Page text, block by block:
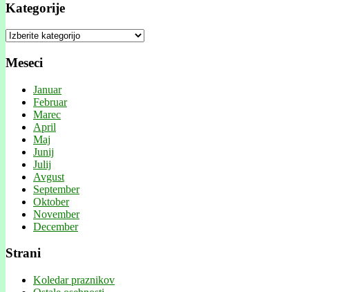
Kategorije
Kategorije
Meseci
Januar
Februar
Marec
April
Maj
Junij
Julij
Avgust
September
Oktober
November
December
Strani
Koledar praznikov